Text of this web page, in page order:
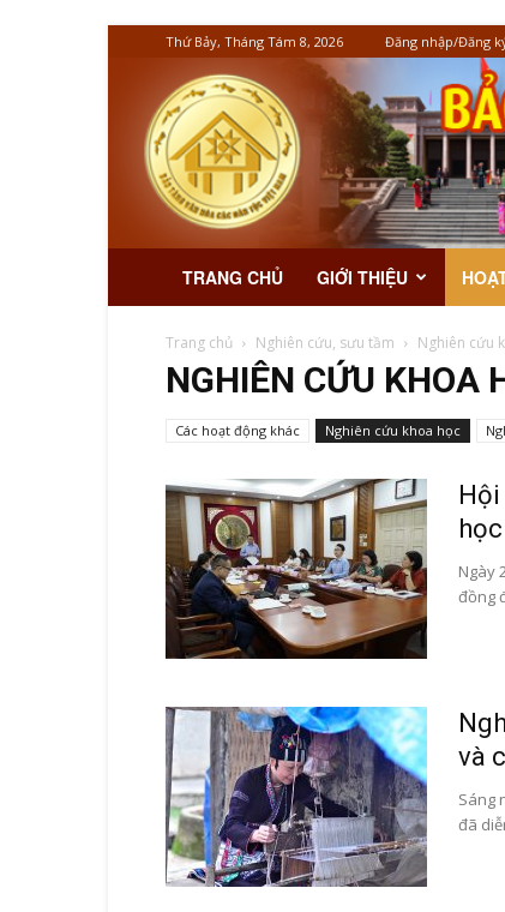
Thứ Bảy, Tháng Tám 8, 2026 Đăng nhập/Đăng
TRANG CHỦ GIỚI THIỆU
Trang chủ Nghiên cứu, sưu tầm Nghiên cứu
NGHIÊN CỨU KHOA
Các hoạt động khác Nghiên cứu khoa học
Ngày
đồng
và
Sáng
đã
Bộ mắc võng của